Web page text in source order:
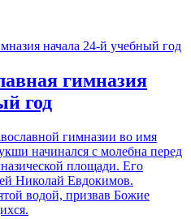
гимназия
год
гимназии во имя
начинался с молебна перед
площади. Его
Николай Евдокимов.
водой, призвав Божие